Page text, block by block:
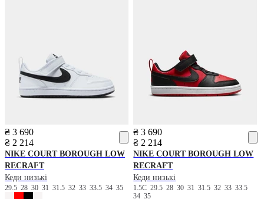
₴ 3 690
₴ 2 214
NIKE COURT BOROUGH LOW
RECRAFT
Кеди низькі
29.5 28 30 31 31.5 32 33 33.5 34 35
₴ 3 690
₴ 2 214
NIKE COURT BOROUGH LOW
RECRAFT
Кеди низькі
1.5C29.528303131.5323333.5
3435